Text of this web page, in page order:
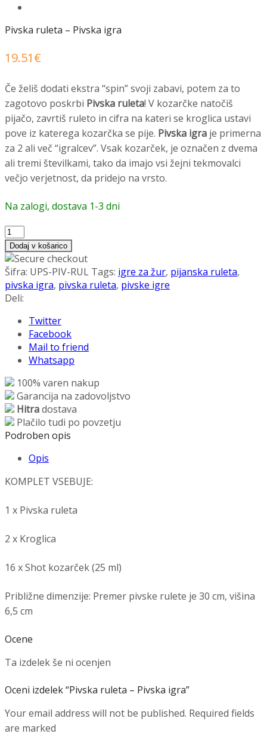
Pivska ruleta – Pivska igra
19.51€
Če želiš dodati ekstra “spin” svoji zabavi, potem za to
zagotovo poskrbi Pivska ruleta! V kozarčke natočiš
pijačo, zavrtiš ruleto in cifra na kateri se kroglica ustavi
pove iz katerega kozarčka se pije. Pivska igra je primerna
za 2 ali več “igralcev”. Vsak kozarček, je označen z dvema
ali tremi številkami, tako da imajo vsi žejni tekmovalci
večjo verjetnost, da pridejo na vrsto.
Na zalogi, dostava 1-3 dni
Pivska
ruleta
-
Pivska
igra
količina
Dodaj v košarico
Šifra: UPS-PIV-RUL Tags: igre za žur, pijanska ruleta,
pivska igra, pivska ruleta, pivske igre
Deli:
Twitter
Facebook
Mail to friend
Whatsapp
100% varen nakup
Garancija na zadovoljstvo
Hitradostava
Plačilo tudi po povzetju
Podroben opis
Opis
KOMPLET VSEBUJE:
1 x Pivska ruleta
2 x Kroglica
16 x Shot kozarček (25 ml)
Približne dimenzije: Premer pivske rulete je 30 cm, višina
6,5 cm
Ocene
Ta izdelek še ni ocenjen
Oceni izdelek “Pivska ruleta – Pivska igra”
Your email address will not be published. Required fields
are marked